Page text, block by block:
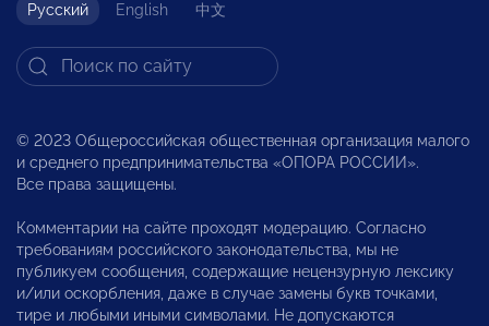
Русский English 中文
© 2023 Общероссийская общественная организация малого
и среднего предпринимательства «ОПОРА РОССИИ».
Все права защищены.
Комментарии на сайте проходят модерацию. Согласно
требованиям российского законодательства, мы не
публикуем сообщения, содержащие нецензурную лексику
и/или оскорбления, даже в случае замены букв точками,
тире и любыми иными символами. Не допускаются